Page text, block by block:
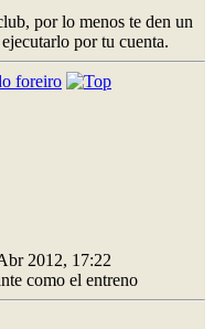
por lo menos te den un
por tu cuenta.
2012, 17:22
como el entreno